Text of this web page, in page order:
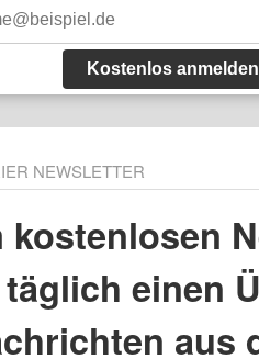
Kostenlos anmelden
NEWSLETTER
kostenlosen
einen
aus